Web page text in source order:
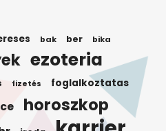
bak ber bika
ezoteria
fizetés foglalkoztatas
horoszkop